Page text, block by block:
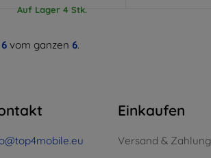
Auf Lager 4 Stk.
6 vom ganzen 6.
Einkaufen
Versand & Zahlung